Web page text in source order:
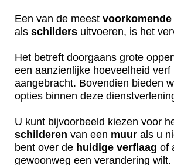
Een van de meest voorkomende
als schilders uitvoeren, is het
Het betreft doorgaans grote
een aanzienlijke hoeveelheid verf
aangebracht. Bovendien bieden
opties binnen deze
U kunt bijvoorbeeld kiezen voor
schilderen van een muur als u
bent over de huidige verflaag of
gewoonweg een verandering wilt.